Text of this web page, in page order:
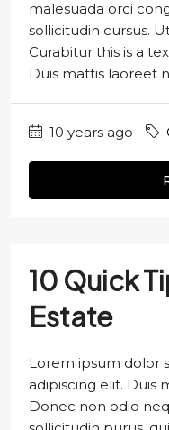
malesuada orci
sollicitudin cursus.
Curabitur this is a
Duis mattis laoreet
10 years ago
10 Quick
Estate
Lorem ipsum dolor
adipiscing elit. Duis
Donec non odio